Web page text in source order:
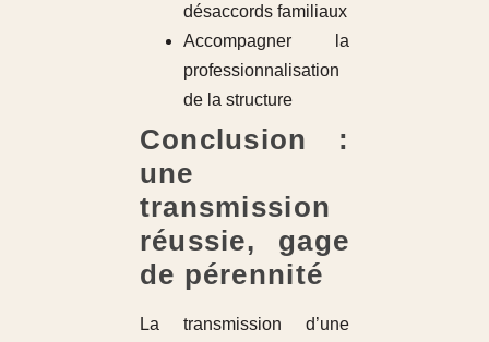
désaccords familiaux
Accompagner la
professionnalisation
de la structure
Conclusion :
une
transmission
réussie, gage
de pérennité
La transmission d’une